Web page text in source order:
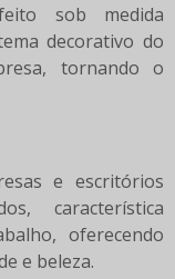
sob medida
decorativo do
tornando o
e escritórios
característica
oferecendo
e beleza.